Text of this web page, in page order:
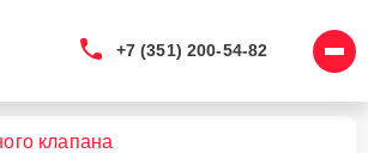
+7 (351) 200-54-82
клапана